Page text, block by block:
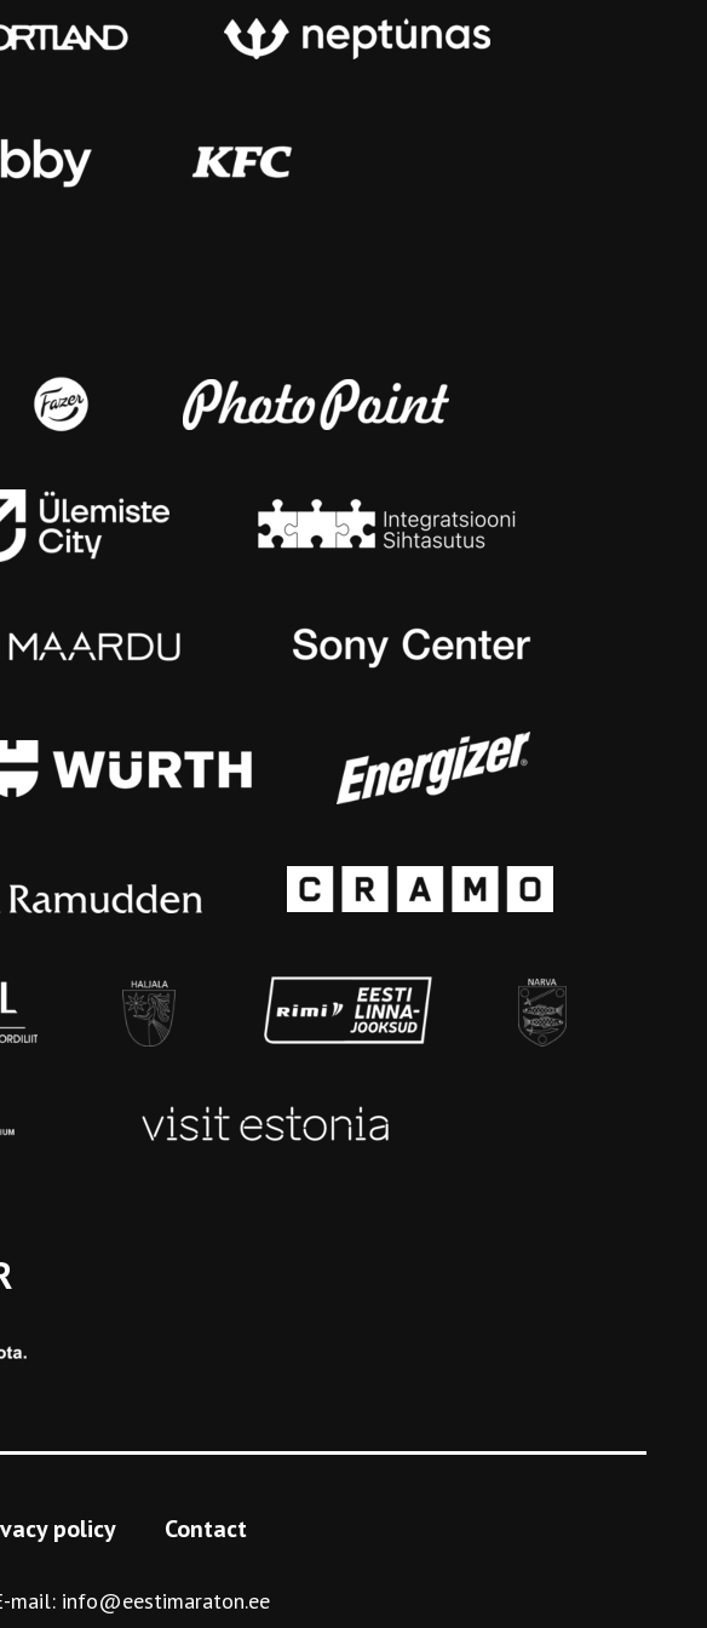
policy Contact
mail: info@eestimaraton.ee